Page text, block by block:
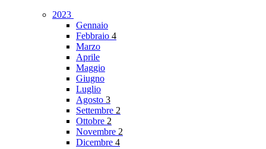
2023
Gennaio
Febbraio 4
Marzo
Aprile
Maggio
Giugno
Luglio
Agosto 3
Settembre 2
Ottobre 2
Novembre 2
Dicembre 4